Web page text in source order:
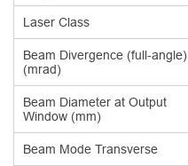
Laser Class
Beam Divergence (full-angle)
(mrad)
Beam Diameter at Output
Window (mm)
Beam Mode Transverse